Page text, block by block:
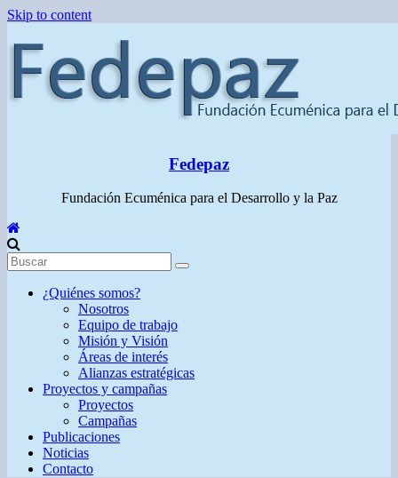
Skip to content
Fedepaz
Fundación Ecuménica para el Desarrollo y la Paz
¿Quiénes somos?
Nosotros
Equipo de trabajo
Misión y Visión
Áreas de interés
Alianzas estratégicas
Proyectos y campañas
Proyectos
Campañas
Publicaciones
Noticias
Contacto